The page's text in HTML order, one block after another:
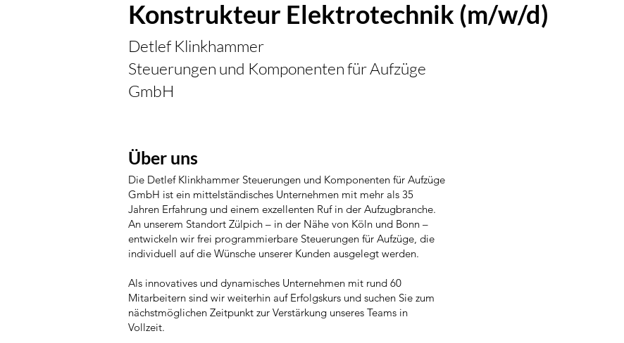
Konstrukteur Elektrotechnik (m/w/d)
Detlef Klinkhammer
Steuerungen und Komponenten für Aufzüge
GmbH
Über uns
Die Detlef Klinkhammer Steuerungen und Komponenten für Aufzüge
GmbH ist ein mittelständisches Unternehmen mit mehr als 35
Jahren Erfahrung und einem exzellenten Ruf in der Aufzugbranche.
An unserem Standort Zülpich – in der Nähe von Köln und Bonn –
entwickeln wir frei programmierbare Steuerungen für Aufzüge, die
individuell auf die Wünsche unserer Kunden ausgelegt werden.
Als innovatives und dynamisches Unternehmen mit rund 60
Mitarbeitern sind wir weiterhin auf Erfolgskurs und suchen Sie zum
nächstmöglichen Zeitpunkt zur Verstärkung unseres Teams in
Vollzeit.